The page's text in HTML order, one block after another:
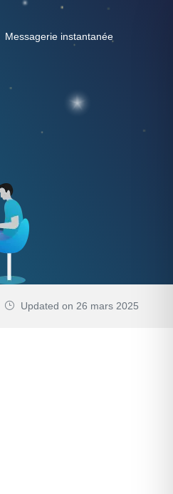
Messagerie instantanée
Updated on 26 mars 2025